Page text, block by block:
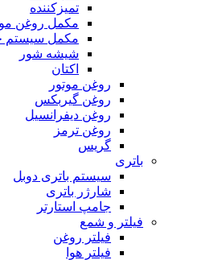
تمیزکننده
مکمل روغن
مکمل سیستم
شیشه شور
اکتان
روغن موتور
روغن گیربکس
روغن دیفرانسیل
روغن ترمز
گریس
باتری
سیستم باتری دوبل
شارژر باتری
جامپ استارتر
فیلتر و شمع
فیلتر روغن
فیلتر هوا